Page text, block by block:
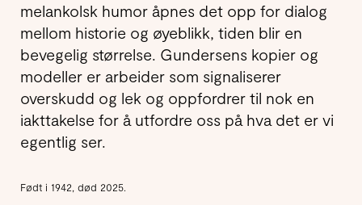
melankolsk humor åpnes det opp for dialog
mellom historie og øyeblikk, tiden blir en
bevegelig størrelse. Gundersens kopier og
modeller er arbeider som signaliserer
overskudd og lek og oppfordrer til nok en
iakttakelse for å utfordre oss på hva det er vi
egentlig ser.
Født i 1942, død 2025.